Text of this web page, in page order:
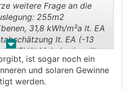
. .
weitere Frage an die
255m2
31,8 kWh/m²a lt. EA
lt. EA (-13
= 6,5kW. Mein Insti wollte
WP(besser beim
viel stärkere
bin bei all meinen
ist sogar noch ein
und solaren Gewinne
werden.